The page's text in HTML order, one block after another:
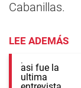
Cabanillas.
LEE ADEMÁS